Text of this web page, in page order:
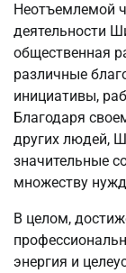
Неотъемлемой
деятельности
общественная
различные
инициативы,
Благодаря
других людей,
значительные
множеству
В целом,
энергия и